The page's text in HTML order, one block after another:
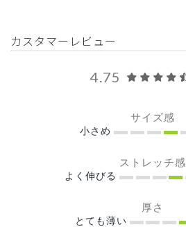
カスタマーレビュー
4.75
サイズ感
小さめ
ストレッチ感
よく伸びる
厚さ
とても薄い